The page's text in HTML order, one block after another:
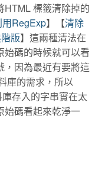
HTML 標籤清除掉的
RegExp】【清除
版】這兩種清法在
始碼的時候就可以看
，因為最近有要將這
庫的需求，所以
存入的字串實在太
始碼看起來乾淨一